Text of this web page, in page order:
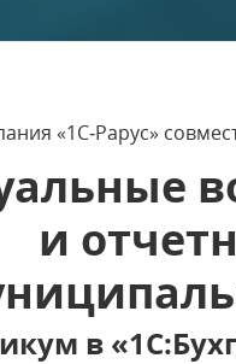
«1С‑Рарус»
и
в